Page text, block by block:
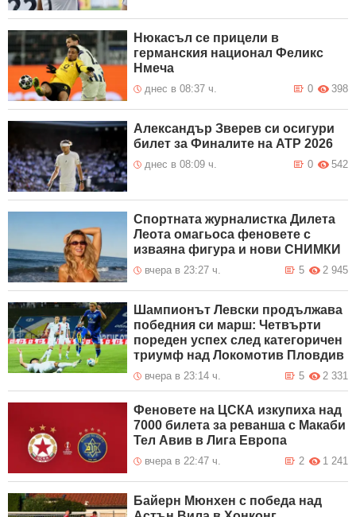
Нюкасъл се прицели в
германския национал Феликс
Нмеча
днес в 08:37 ч. 398
0
Александър Зверев си осигури
билет за Финалите на ATP 2026
днес в 08:09 ч. 542
0
Спортната журналистка Дилета
Леота омагьоса феновете с
изваяна фигура и нови СНИМКИ
вчера в 23:27 ч. 2 945
5
Шампионът Левски продължава
победния си марш: Четвърти
пореден успех след категоричен
триумф над Локомотив Пловдив
вчера в 23:14 ч. 2 331
5
Феновете на ЦСКА изкупиха над
7000 билета за реванша с Макаби
Тел Авив в Лига Европа
вчера в 22:47 ч. 1 241
2
Байерн Мюнхен с победа над